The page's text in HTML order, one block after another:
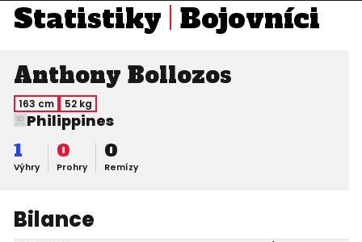
Statistiky Bojovníci
Anthony Bollozos
163 cm 52 kg
Philippines
Výhry
1
Prohry
0
Remízy
0
Bilance